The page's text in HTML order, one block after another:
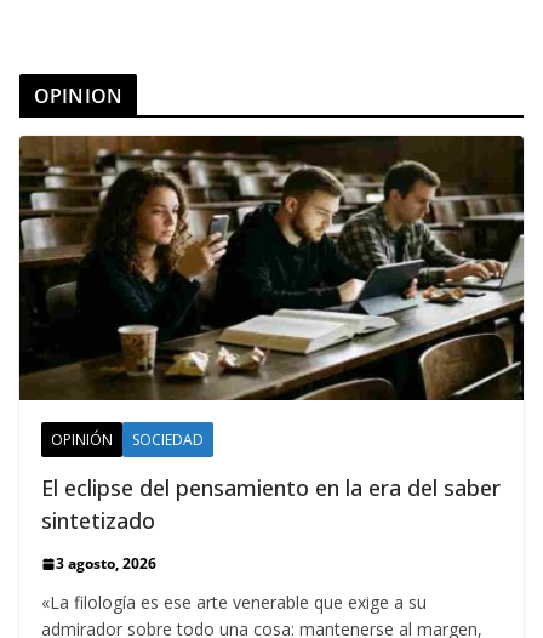
OPINION
OPINIÓN SOCIEDAD
El eclipse del pensamiento en la era del saber
sintetizado
3 agosto, 2026
«La filología es ese arte venerable que exige a su
admirador sobre todo una cosa: mantenerse al margen,